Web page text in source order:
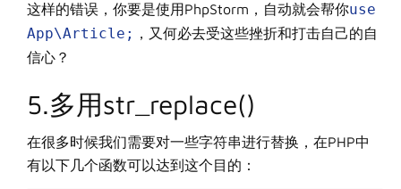
这样的错误，你要是使用PhpStorm，自动就会帮你use
App\Article;
，又何必去受这些挫折和打击自己的自
信心？
5.多用str_replace()
在很多时候我们需要对一些字符串进行替换，在PHP中
有以下几个函数可以达到这个目的：